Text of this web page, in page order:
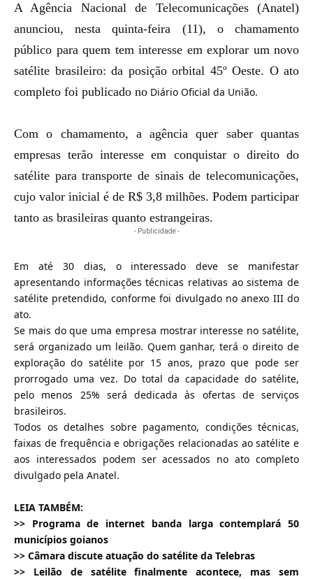
A Agência Nacional de Telecomunicações (Anatel)
anunciou, nesta quinta-feira (11), o chamamento
público para quem tem interesse em explorar um novo
satélite brasileiro: da posição orbital 45º Oeste. O ato
completo foi publicado no Diário Oficial da União.
Com o chamamento, a agência quer saber quantas
empresas terão interesse em conquistar o direito do
satélite para transporte de sinais de telecomunicações,
cujo valor inicial é de R$ 3,8 milhões. Podem participar
tanto as brasileiras quanto estrangeiras.
- Publicidade -
Em até 30 dias, o interessado deve se manifestar
apresentando informações técnicas relativas ao sistema de
satélite pretendido, conforme foi divulgado no anexo III do
ato.
Se mais do que uma empresa mostrar interesse no satélite,
será organizado um leilão. Quem ganhar, terá o direito de
exploração do satélite por 15 anos, prazo que pode ser
prorrogado uma vez. Do total da capacidade do satélite,
pelo menos 25% será dedicada às ofertas de serviços
brasileiros.
Todos os detalhes sobre pagamento, condições técnicas,
faixas de frequência e obrigações relacionadas ao satélite e
aos interessados podem ser acessados noato completo
divulgado pela Anatel.
LEIA TAMBÉM:
>> Programa de internet banda larga contemplará 50
municípios goianos
>> Câmara discute atuação do satélite da Telebras
>> Leilão de satélite finalmente acontece, mas sem